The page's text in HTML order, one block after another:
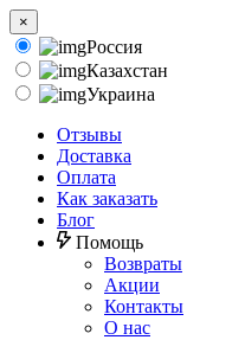
×
Россия
Казахстан
Украина
Отзывы
Доставка
Оплата
Как заказать
Блог
Помощь
Возвраты
Акции
Контакты
О нас